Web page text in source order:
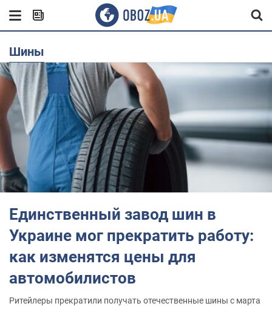
шины
Единственный завод шин в
Украине мог прекратить работу:
как изменятся цены для
автомобилистов
Ритейлеры прекратили получать отечественные шины с марта